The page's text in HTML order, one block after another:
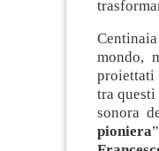
mondo,
proiettati
tra questi
sonora
pioniera